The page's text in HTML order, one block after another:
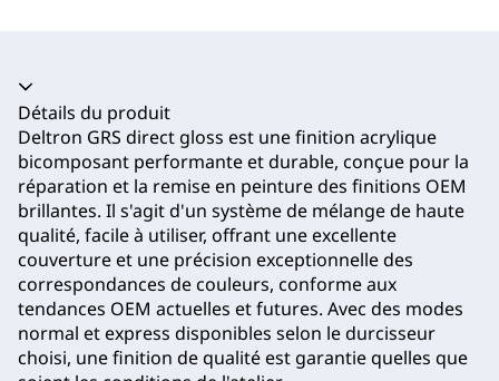
Accordéon fermé
Détails du produit
Deltron GRS direct gloss est une finition acrylique
bicomposant performante et durable, conçue pour la
réparation et la remise en peinture des finitions OEM
brillantes. Il s'agit d'un système de mélange de haute
qualité, facile à utiliser, offrant une excellente
couverture et une précision exceptionnelle des
correspondances de couleurs, conforme aux
tendances OEM actuelles et futures. Avec des modes
normal et express disponibles selon le durcisseur
choisi, une finition de qualité est garantie quelles que